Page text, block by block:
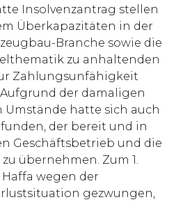
Insolvenzantrag stellen
Überkapazitäten in der
Branche sowie die
zu anhaltenden
Zahlungsunfähigkeit
der damaligen
hatte sich auch
der bereit und in
Geschäftsbetrieb und die
übernehmen. Zum 1.
Haffa wegen der
gezwungen,